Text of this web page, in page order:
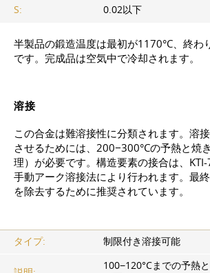
S:
0.02以下
半製品の鍛造温度は最初が1170°C、終わ
です。完成品は空気中で冷却されます。
溶接
この合金は難溶接性に分類されます。溶
させるためには、200−300°Cの予熱と焼
理）が必要です。構造要素の接合は、
手動アーク溶接法により行われます。最
を除去するために推奨されています。
タイプ: 制限付き溶接可能
100−120°Cまでの予熱